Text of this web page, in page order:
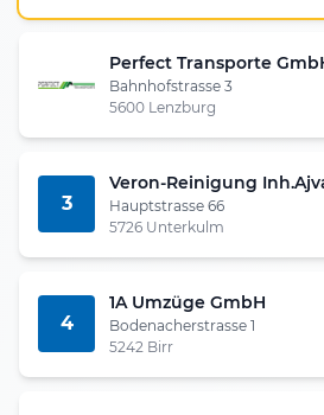
Perfect Transporte
Bahnhofstrasse 3
5600 Lenzburg
3
Veron-Reinigung
Hauptstrasse 66
5726 Unterkulm
4
1A Umzüge GmbH
Bodenacherstrasse 1
5242 Birr